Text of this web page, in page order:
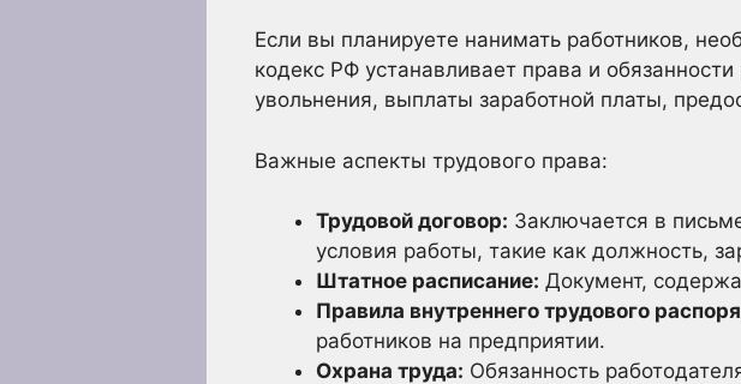
Если вы планируете нанимать работников,
кодекс РФ устанавливает права и
увольнения, выплаты заработной платы,
Важные аспекты трудового права:
Трудовой договор: Заключается в
условия работы, такие как должность,
Штатное расписание: Документ,
Правила внутреннего трудового
работников на предприятии.
Охрана труда: Обязанность